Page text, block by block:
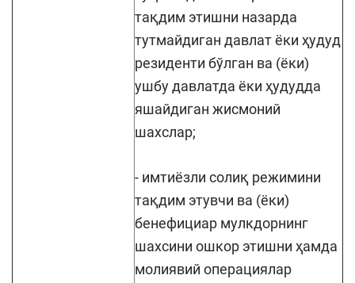
тақдим этишни назарда
тутмайдиган давлат ёки ҳудуд
резиденти бўлган ва (ёки)
ушбу давлатда ёки ҳудудда
яшайдиган жисмоний
шахслар;
- имтиёзли солиқ режимини
тақдим этувчи ва (ёки)
бенефициар мулкдорнинг
шахсини ошкор этишни ҳамда
молиявий операциялар